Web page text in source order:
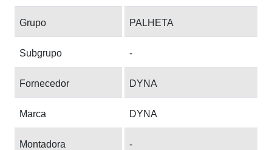
Grupo PALHETA
Subgrupo -
Fornecedor DYNA
Marca DYNA
Montadora -